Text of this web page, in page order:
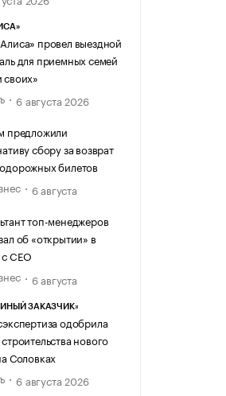
провел выездной
для приемных семей
своих»
6 августа 2026
предложили
сбору за возврат
билетов
6 августа
топ-менеджеров
об «открытии» в
CEO
6 августа
ЗАКАЗЧИК»
одобрила
нового
Соловках
6 августа 2026